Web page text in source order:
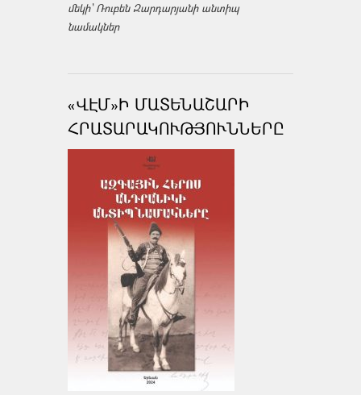
մեկի՝ Ռուբեն Զարդարյանի անտիպ
նամակներ
«ՎԷՄ»Ի ՄԱՏԵՆԱՇԱՐԻ
ՀՐԱՏԱՐԱԿՈՒԹՅՈՒՆՆԵՐԸ